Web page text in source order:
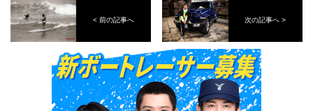
< 前の記事へ 次の記事へ >